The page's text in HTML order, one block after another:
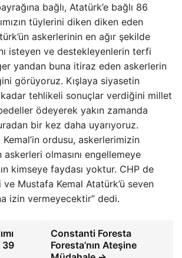
bağlı, Atatürk’e bağlı 86
tüylerini diken diken eden
askerlerinin en ağır şekilde
isteyen ve destekleyenlerin terfi
yandan buna itiraz eden askerlerin
görüyoruz. Kışlaya siyasetin
kadar tehlikeli sonuçlar verdiğini millet
ödeyerek yakın zamanda
bir kez daha uyarıyoruz.
Kemal’in ordusu, askerlerimizin
askerleri olmasını engellemeye
kimseye faydası yoktur. CHP de
ve Mustafa Kemal Atatürk’ü seven
izin vermeyecektir” dedi.
39
Constanti Foresta
Foresta’nın Ateşine